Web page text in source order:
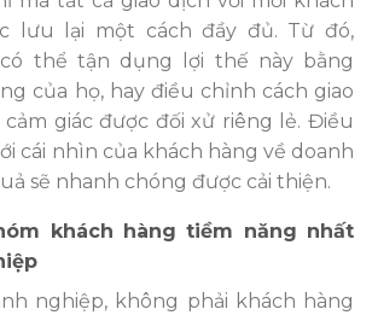
lưu lại một cách đầy đủ. Từ đó,
thể tận dụng lợi thế này bằng
của họ, hay điều chỉnh cách giao
giác được đối xử riêng lẻ. Điều
cái nhìn của khách hàng về doanh
sẽ nhanh chóng được cải thiện.
khách hàng tiềm năng nhất
nghiệp, không phải khách hàng